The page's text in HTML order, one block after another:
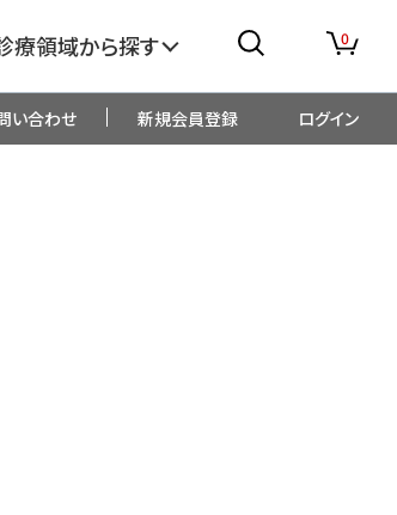
療領域から探す 0
い合わせ 新規会員登録 ログイン